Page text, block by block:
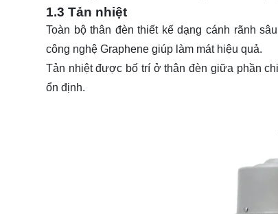
1.3 Tản nhiệt
Toàn bộ thân đèn thiết kế dạng cánh rãnh
công nghệ Graphene giúp làm mát hiệu quả.
Tản nhiệt được bố trí ở thân đèn giữa phần
ổn định.